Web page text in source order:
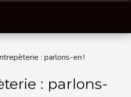
: parlons-en !
: parlons-